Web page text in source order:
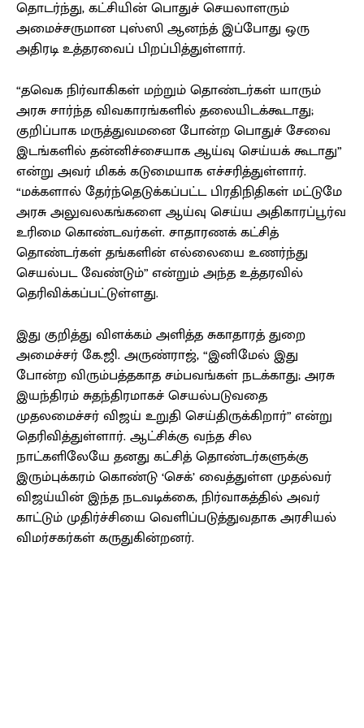
தொடர்ந்து, கட்சியின் பொதுச் செயலாளரும்
அமைச்சருமான புஸ்ஸி ஆனந்த் இப்போது ஒரு
அதிரடி உத்தரவைப் பிறப்பித்துள்ளார்.
“தவெக நிர்வாகிகள் மற்றும் தொண்டர்கள் யாரும்
அரசு சார்ந்த விவகாரங்களில் தலையிடக்கூடாது;
குறிப்பாக மருத்துவமனை போன்ற பொதுச் சேவை
இடங்களில் தன்னிச்சையாக ஆய்வு செய்யக் கூடாது”
என்று அவர் மிகக் கடுமையாக எச்சரித்துள்ளார்.
“மக்களால் தேர்ந்தெடுக்கப்பட்ட பிரதிநிதிகள் மட்டுமே
அரசு அலுவலகங்களை ஆய்வு செய்ய அதிகாரப்பூர்வ
உரிமை கொண்டவர்கள். சாதாரணக் கட்சித்
தொண்டர்கள் தங்களின் எல்லையை உணர்ந்து
செயல்பட வேண்டும்” என்றும் அந்த உத்தரவில்
தெரிவிக்கப்பட்டுள்ளது.
இது குறித்து விளக்கம் அளித்த சுகாதாரத் துறை
அமைச்சர் கே.ஜி. அருண்ராஜ், “இனிமேல் இது
போன்ற விரும்பத்தகாத சம்பவங்கள் நடக்காது; அரசு
இயந்திரம் சுதந்திரமாகச் செயல்படுவதை
முதலமைச்சர் விஜய் உறுதி செய்திருக்கிறார்” என்று
தெரிவித்துள்ளார். ஆட்சிக்கு வந்த சில
நாட்களிலேயே தனது கட்சித் தொண்டர்களுக்கு
இரும்புக்கரம் கொண்டு ‘செக்’ வைத்துள்ள முதல்வர்
விஜய்யின் இந்த நடவடிக்கை, நிர்வாகத்தில் அவர்
காட்டும் முதிர்ச்சியை வெளிப்படுத்துவதாக அரசியல்
விமர்சகர்கள் கருதுகின்றனர்.